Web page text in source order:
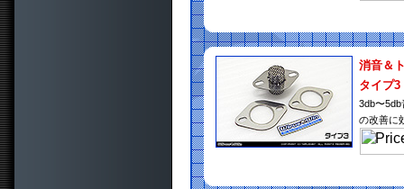
消音＆
タイプ3
3db〜
の改善に